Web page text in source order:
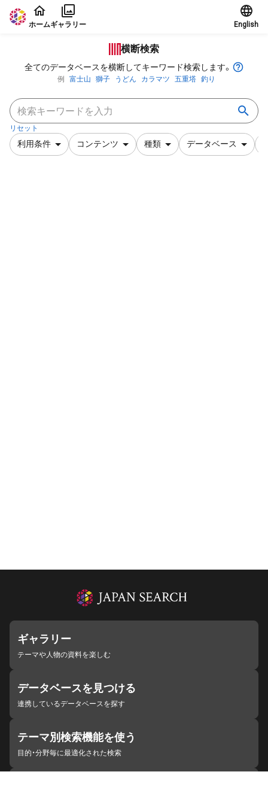
本文に飛ぶ
ホームギャラリー English
横断検索
全てのデータベースを横断してキーワード検索します。
例 富士山 獅子 うどん カラマツ 五重塔 釣り
リセット
利用条件 コンテンツ 種類 データベース
ギャラリー
テーマや人物の資料を楽しむ
データベースを見つける
連携しているデータベースを探す
テーマ別検索機能を使う
目的・分野毎に最適化された検索